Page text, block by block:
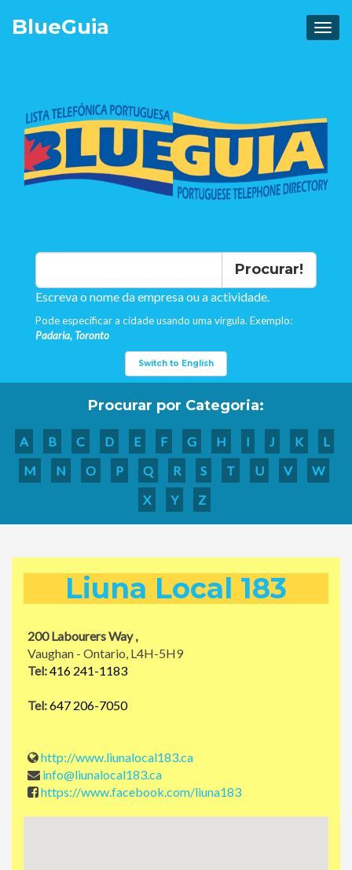
BlueGuia
Procurar!
Escreva o nome da empresa ou a actividade.
Pode especificar a cidade usando uma virgula. Exemplo:
Padaria, Toronto
Switch to English
Procurar por Categoria:
A B C D E F G H I J K
L
M
N O P Q R S T U V
W
X
Y Z
Liuna Local 183
200 Labourers Way ,
Vaughan - Ontario, L4H-5H9
Tel:416 241-1183
Tel:647 206-7050
http://www.liunalocal183.ca
info@liunalocal183.ca
https://www.facebook.com/liuna183